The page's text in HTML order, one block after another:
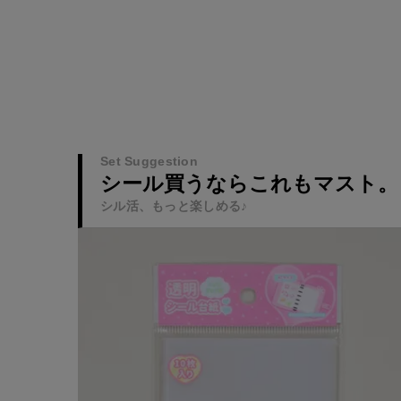
Set Suggestion
シール買うならこれもマスト。
シル活、もっと楽しめる♪